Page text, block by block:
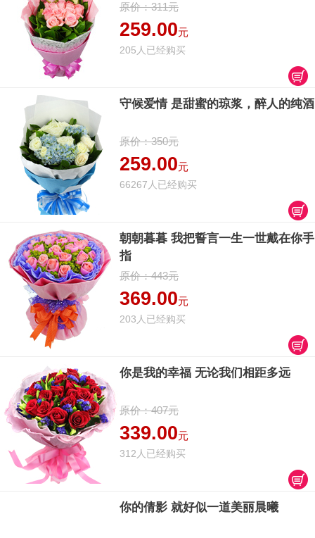
原价：311元
259.00元
205人已经购买
守候爱情 是甜蜜的琼浆，醉人的纯酒
原价：350元
259.00元
66267人已经购买
朝朝暮暮 我把誓言一生一世戴在你手
指
原价：443元
369.00元
203人已经购买
你是我的幸福 无论我们相距多远
原价：407元
339.00元
312人已经购买
你的倩影 就好似一道美丽晨曦